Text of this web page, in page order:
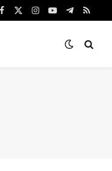
Facebook
X
Instagram
YouTube
Telegram
RSS